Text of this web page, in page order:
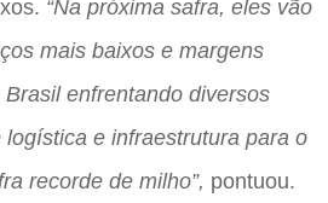
“Na próxima safra, eles vão
mais baixos e margens
enfrentando diversos
e infraestrutura para o
recorde de milho”, pontuou.